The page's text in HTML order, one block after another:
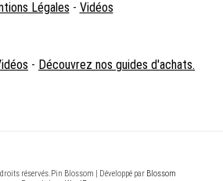
Légales - Vidéos
- Découvrez nos guides d'achats.
réservés.Pin Blossom | Développé par Blossom